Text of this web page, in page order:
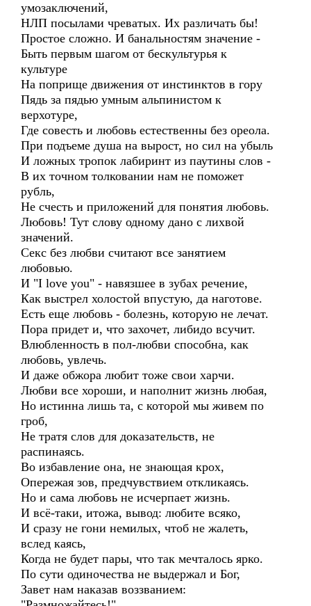
умозаключений,
НЛП посылами чреватых. Их различать бы!
Простое сложно. И банальностям значение -
Быть первым шагом от бескультурья к
культуре
На поприще движения от инстинктов в гору
Пядь за пядью умным альпинистом к
верхотуре,
Где совесть и любовь естественны без ореола.
При подъеме душа на вырост, но сил на убыль
И ложных тропок лабиринт из паутины слов -
В их точном толковании нам не поможет
рубль,
Не счесть и приложений для понятия любовь.
Любовь! Тут слову одному дано с лихвой
значений.
Секс без любви считают все занятием
любовью.
И "I love you" - навязшее в зубах речение,
Как выстрел холостой впустую, да наготове.
Есть еще любовь - болезнь, которую не лечат.
Пора придет и, что захочет, либидо всучит.
Влюбленность в пол-любви способна, как
любовь, увлечь.
И даже обжора любит тоже свои харчи.
Любви все хороши, и наполнит жизнь любая,
Но истинна лишь та, с которой мы живем по
гроб,
Не тратя слов для доказательств, не
распинаясь.
Во избавление она, не знающая крох,
Опережая зов, предчувствием откликаясь.
Но и сама любовь не исчерпает жизнь.
И всё-таки, итожа, вывод: любите всяко,
И сразу не гони немилых, чтоб не жалеть,
вслед каясь,
Когда не будет пары, что так мечталось ярко.
По сути одиночества не выдержал и Бог,
Завет нам наказав воззванием: